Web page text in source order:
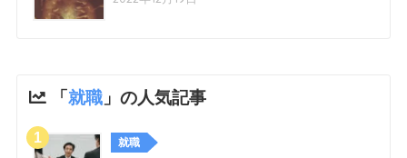
「就職」の人気記事
就職